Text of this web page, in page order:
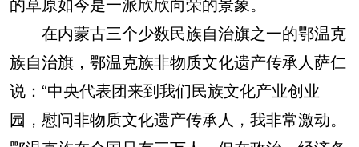
在内蒙古三个少数民族自治旗之一的鄂温克
族自治旗，鄂温克族非物质文化遗产传承人萨仁
说：“中央代表团来到我们民族文化产业创业
园，慰问非物质文化遗产传承人，我非常激动。